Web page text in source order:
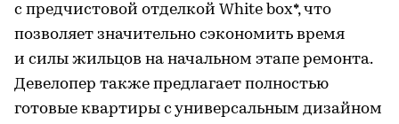
с предчистовой отделкой White box*, что
позволяет значительно сэкономить время
и силы жильцов на начальном этапе ремонта.
Девелопер также предлагает полностью
готовые квартиры с универсальным дизайном